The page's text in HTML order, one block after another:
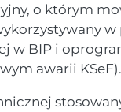
o którym
w BIP i
awarii KSeF).